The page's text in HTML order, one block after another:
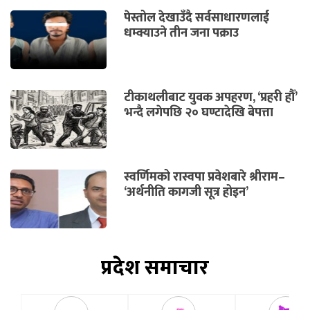
पेस्तोल देखाउँदै सर्वसाधारणलाई
धम्क्याउने तीन जना पक्राउ
टीकाथलीबाट युवक अपहरण, ‘प्रहरी हौँ’
भन्दै लगेपछि २० घण्टादेखि बेपत्ता
स्वर्णिमको रास्वपा प्रवेशबारे श्रीराम–
‘अर्थनीति कागजी सूत्र होइन’
प्रदेश समाचार